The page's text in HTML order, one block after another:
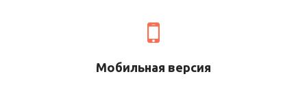
Мобильная версия